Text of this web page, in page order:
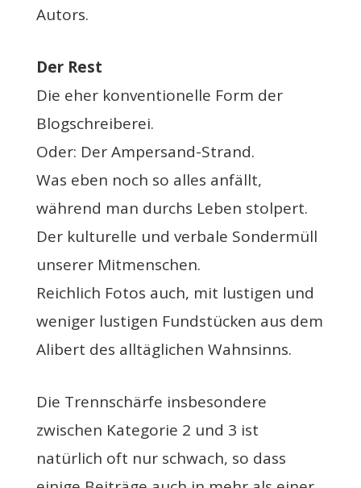
Autors.
Der Rest
Die eher konventionelle Form der
Blogschreiberei.
Oder: Der Ampersand-Strand.
Was eben noch so alles anfällt,
während man durchs Leben stolpert.
Der kulturelle und verbale Sondermüll
unserer Mitmenschen.
Reichlich Fotos auch, mit lustigen und
weniger lustigen Fundstücken aus dem
Alibert des alltäglichen Wahnsinns.
Die Trennschärfe insbesondere
zwischen Kategorie 2 und 3 ist
natürlich oft nur schwach, so dass